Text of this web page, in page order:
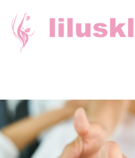
content